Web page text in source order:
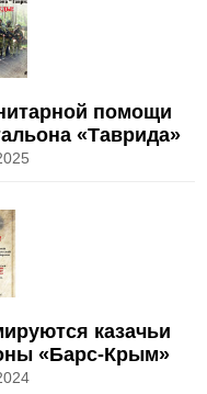
помощи
«Таврида»
казачьи
«Барс-Крым»